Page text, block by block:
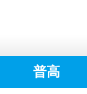
普高